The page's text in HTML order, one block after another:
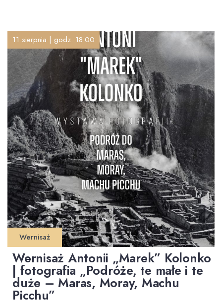
11 sierpnia | godz. 18:00
Wernisaż
Wernisaż Antonii „Marek” Kolonko
| fotografia „Podróże, te małe i te
duże – Maras, Moray, Machu
Picchu”